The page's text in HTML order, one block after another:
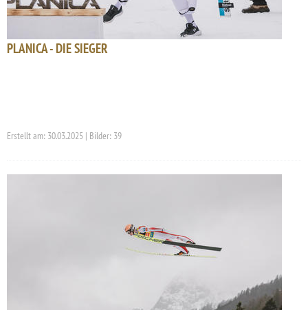
PLANICA - DIE SIEGER
Erstellt am: 30.03.2025 | Bilder: 39